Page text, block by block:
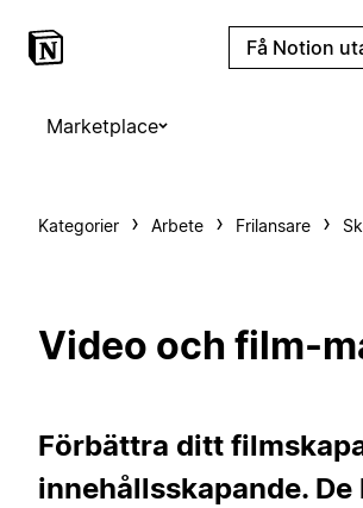
Få Notion
Marketplace
Kategorier Arbete Frilansare
Video och film-
Förbättra ditt
innehållsskapande. De